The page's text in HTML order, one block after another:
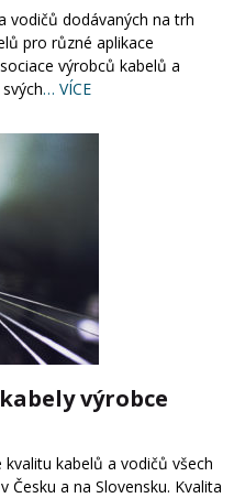
vodičů dodávaných na trh
pro různé aplikace
výrobců kabelů a
… VÍCE
výrobce
kabelů a vodičů všech
a na Slovensku. Kvalita